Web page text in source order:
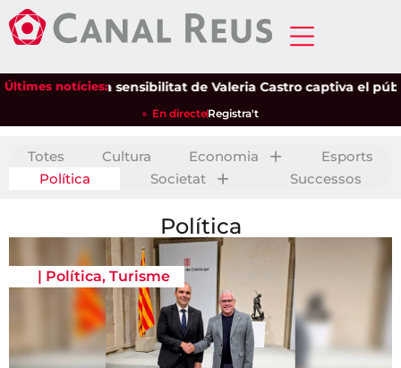
Últimes notícies:
La sensibilitat de Valeria Castro captiva el públic del
En directeRegistra't
Totes Cultura Economia
Esports
Política
Societat Successos
Política
| Política, Turisme